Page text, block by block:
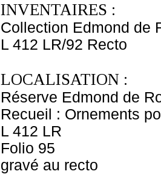
INVENTAIRES :
Collection Edmond de
L 412 LR/92 Recto
LOCALISATION :
Réserve Edmond de
Recueil : Ornements
L 412 LR
Folio 95
gravé au recto